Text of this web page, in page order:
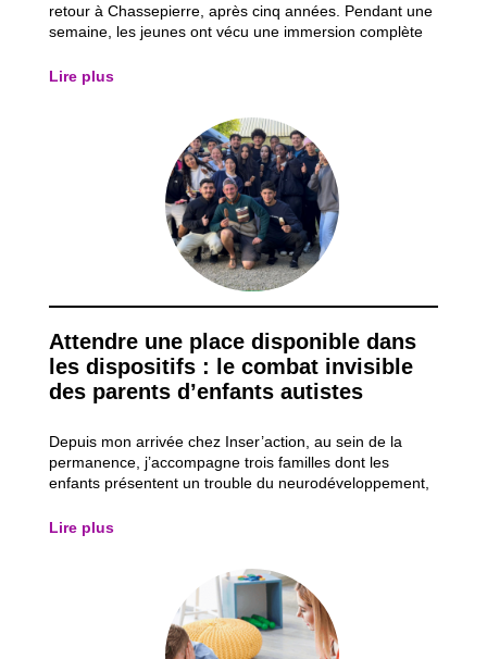
retour à Chassepierre, après cinq années. Pendant une
semaine, les jeunes ont vécu une immersion complète
du séjour tournait autour d’un meurtre non élucidé
Lire plus
Attendre une place disponible dans
les dispositifs : le combat invisible
des parents d’enfants autistes
Depuis mon arrivée chez Inser’action, au sein de la
permanence, j’accompagne trois familles dont les
enfants présentent un trouble du neurodéveloppement,
(TSA). Ces accompagnements me permettent
Lire plus